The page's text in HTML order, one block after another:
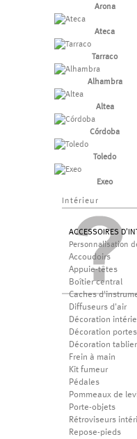
Arona
Ateca
Tarraco
Alhambra
Altea
Córdoba
Toledo
Exeo
Intérieur
ACCESSOIRES
Personnalisation
Accoudoirs
Appuie-têtes
Boîtier central
Caches
Diffuseurs d'air
Décoration
Décoration portes
Décoration tablier
Frein à main
Kit fumeur
Pédales
Pommeaux de
Porte-objets
Rétroviseurs
Repose-pieds